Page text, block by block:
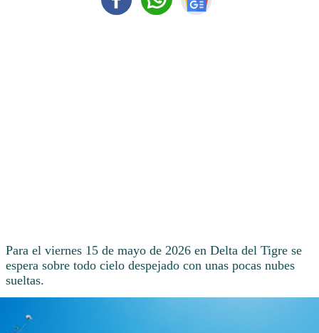
Para el viernes 15 de mayo de 2026 en Delta del Tigre se
espera sobre todo cielo despejado con unas pocas nubes
sueltas.